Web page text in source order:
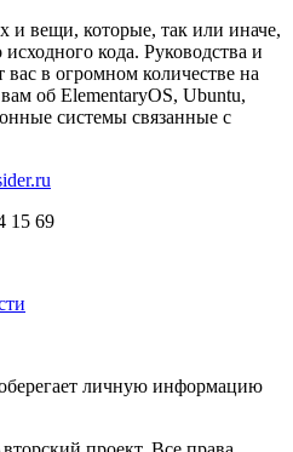
вещи, которые, так или иначе,
кода. Руководства и
вас в огромном количестве на
об ElementaryOS, Ubuntu,
системы связанные с
15 69
личную информацию